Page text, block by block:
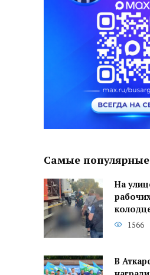
Самые популярные
На
1566
В